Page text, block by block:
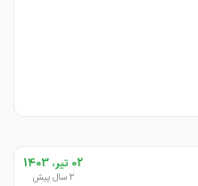
02 تیر، 1403
2 سال پیش